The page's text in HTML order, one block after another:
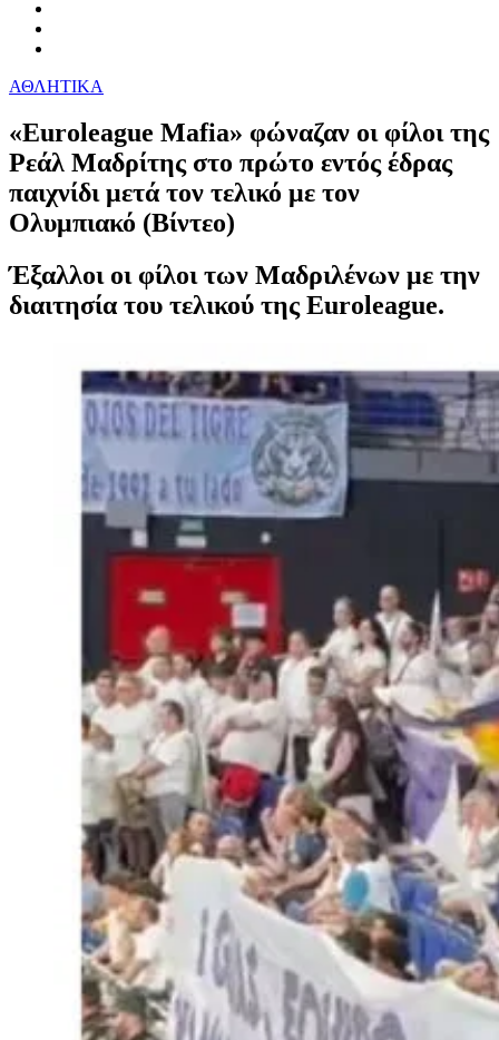
ΑΘΛΗΤΙΚΑ
«Euroleague Mafia» φώναζαν οι φίλοι της
Ρεάλ Μαδρίτης στο πρώτο εντός έδρας
παιχνίδι μετά τον τελικό με τον
Ολυμπιακό (Βίντεο)
Έξαλλοι οι φίλοι των Μαδριλένων με την
διαιτησία του τελικού της Euroleague.